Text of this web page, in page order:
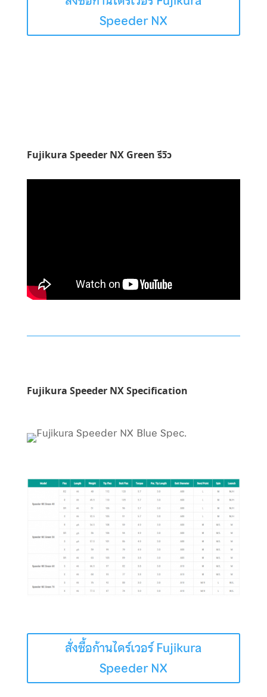
Speeder NX
Fujikura Speeder NX Green รีวิว
Fujikura Speeder NX Specification
สั่งซื้อก้านไดร์เวอร์ Fujikura
Speeder NX